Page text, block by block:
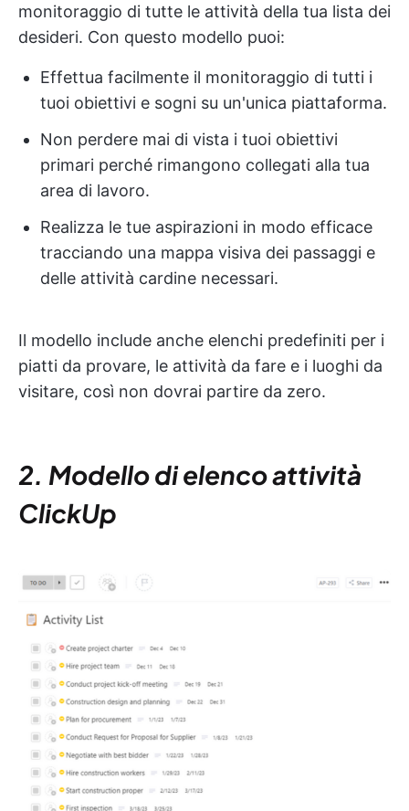
monitoraggio di tutte le attività della tua lista dei
desideri. Con questo modello puoi:
Effettua facilmente il monitoraggio di tutti i
tuoi obiettivi e sogni su un'unica piattaforma.
Non perdere mai di vista i tuoi obiettivi
primari perché rimangono collegati alla tua
area di lavoro.
Realizza le tue aspirazioni in modo efficace
tracciando una mappa visiva dei passaggi e
delle attività cardine necessari.
Il modello include anche elenchi predefiniti per i
piatti da provare, le attività da fare e i luoghi da
visitare, così non dovrai partire da zero.
2. Modello di elenco attività
ClickUp